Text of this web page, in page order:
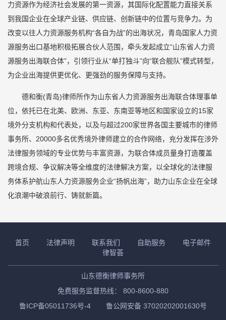
力资源作为经济社会发展的第一资源，其国际化配置能力直接关系
到我国企业在全球产业链、供应链、创新链中的位置与竞争力。为
改变以往人力资源服务机构“各自为战”的出海状况，青岛国家人力资
源服务出口基地积极拓展合伙人范围，牵头发起成立“山东省人力资
源服务出海联合体”，引领行业从“单打独斗”向“联合舰队”模式转型，
为企业出海提供更优化、更强劲的服务保障与支持。
德和衡(青岛)律师所作为山东省人力资源服务出海联合体理事单
位，依托已在北美、欧洲、东亚、东南亚等地区和国家设立的15家
境外分支机构和代表处，以及与超过200家世界各国主要城市的律师
事务所、20000多名优秀境外律师建立的合作网络，充分发挥在涉外
法律服务领域的专业优势与丰富资源，为联合体成员量身打造覆盖
跨境合规、争议解决等全维度的法律解决方案，以全球化的法律服
务体系护航山东人力资源服务企业“扬帆出海”，助力山东企业在全球
化浪潮中破浪前行、铸就新篇。
首页 法律声明 联系我们 自助服务
电子邮件
律智荟
山东德衡律师事务所
免费服务监督热线： 800-8600-880
鲁ICP备05011736号-4
鲁公网安备 37020202001630号